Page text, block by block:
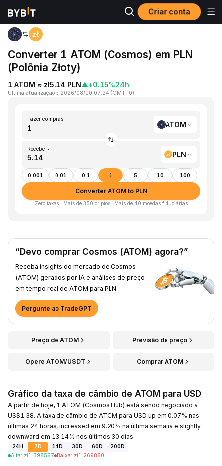
Criar conta
Página inicial
Converter 1 ATOM (Cosmos) em PLN
(Polônia Złoty)
1 ATOM ≈ zł5.14 PLN▲+0.15%24h
Última atualização ： 2026/08/10 07:24 (GMT+0)
Fazer compras
ATOM
Recebe ~
PLN
0.001 0.01 0.1 1 5 10 100
Converter ATOM to PLN
Zero taxas · Mais de 350 criptos · Mais de 40 moedas fiduciárias
“Devo comprar Cosmos (ATOM) agora?”
Receba insights do mercado de Cosmos
(ATOM) gerados por IA e análises de preço
em tempo real de ATOM para PLN.
Pergunte ao TradeGPT
Preço de ATOM Previsão de preço
Opere ATOM/USDT Comprar ATOM
Gráfico da taxa de câmbio de ATOM para USD
A partir de hoje, 1 ATOM (Cosmos Hub) está sendo negociado a
US$1.38. A taxa de câmbio de ATOM para USD up em 0.07% nas
últimas 24 horas, increased em 9.20% na última semana e slightly
downward em 13.14% nos últimos 30 dias.
24H 7D 14D 30D 60D
200D
Alta: zł1.398567 Baixa: zł1.269860